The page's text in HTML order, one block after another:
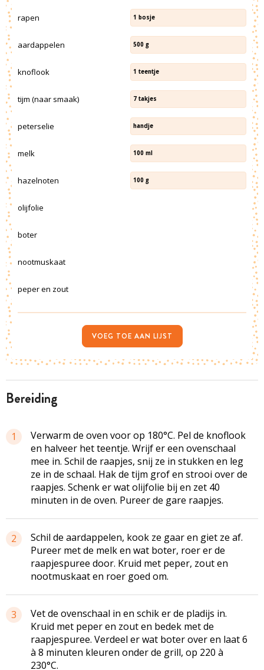
bereiding
1
Verwarm de oven voor op 180°C. Pel de knoflook
en halveer het teentje. Wrijf er een ovenschaal
mee in. Schil de raapjes, snij ze in stukken en leg
ze in de schaal. Hak de tijm grof en strooi over de
raapjes. Schenk er wat olijfolie bij en zet 40
minuten in de oven. Pureer de gare raapjes.
2
Schil de aardappelen, kook ze gaar en giet ze af.
Pureer met de melk en wat boter, roer er de
raapjespuree door. Kruid met peper, zout en
nootmuskaat en roer goed om.
3
Vet de ovenschaal in en schik er de pladijs in.
Kruid met peper en zout en bedek met de
raapjespuree. Verdeel er wat boter over en laat 6
à 8 minuten kleuren onder de grill, op 220 à
230°C.
rapen 1 bosje
aardappelen 500 g
knoflook 1 teentje
tijm (naar smaak) 7 takjes
peterselie handje
melk 100 ml
hazelnoten 100 g
olijfolie
boter
nootmuskaat
peper en zout
VOEG TOE AAN LIJST